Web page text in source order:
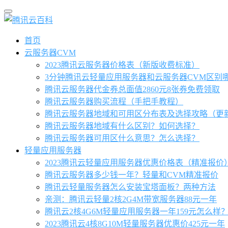
首页
云服务器CVM
2023腾讯云服务器价格表（新版收费标准）
3分钟腾讯云轻量应用服务器和云服务器CVM区别
腾讯云服务器代金券总面值2860元8张券免费领取
腾讯云服务器购买流程（手把手教程）
腾讯云服务器地域和可用区分布表及选择攻略（更
腾讯云服务器地域有什么区别？如何选择？
腾讯云服务器可用区什么意思？怎么选择？
轻量应用服务器
2023腾讯云轻量应用服务器优惠价格表（精准报价）
腾讯云服务器多少钱一年？轻量和CVM精准报价
腾讯云轻量服务器怎么安装宝塔面板？两种方法
亲测：腾讯云轻量2核2G4M带宽服务器88元一年
腾讯云2核4G6M轻量应用服务器一年159元怎么样？
2023腾讯云4核8G10M轻量服务器优惠价425元一年